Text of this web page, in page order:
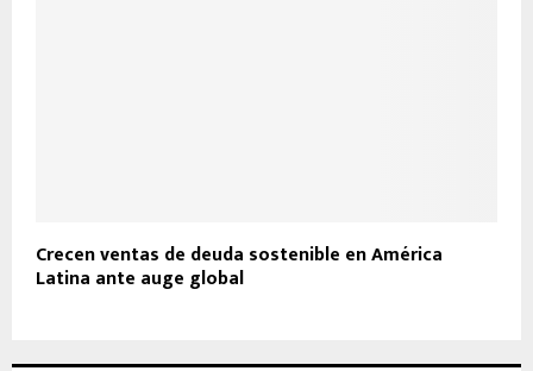
Crecen ventas de deuda sostenible en América
Latina ante auge global